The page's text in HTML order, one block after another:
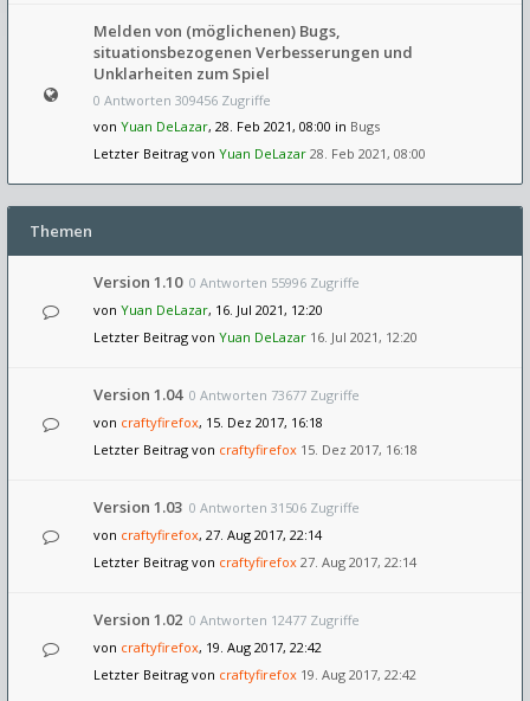
Melden von (möglichenen) Bugs,
situationsbezogenen Verbesserungen und
Unklarheiten zum Spiel
0 Antworten 309456 Zugriffe
von Yuan DeLazar, 28. Feb 2021, 08:00 in Bugs
Letzter Beitrag von Yuan DeLazar 28. Feb 2021, 08:00
Themen
Version 1.10 0 Antworten 55996 Zugriffe
von Yuan DeLazar, 16. Jul 2021, 12:20
Letzter Beitrag von Yuan DeLazar 16. Jul 2021, 12:20
Version 1.04 0 Antworten 73677 Zugriffe
von craftyfirefox, 15. Dez 2017, 16:18
Letzter Beitrag von craftyfirefox 15. Dez 2017, 16:18
Version 1.03 0 Antworten 31506 Zugriffe
von craftyfirefox, 27. Aug 2017, 22:14
Letzter Beitrag von craftyfirefox 27. Aug 2017, 22:14
Version 1.02 0 Antworten 12477 Zugriffe
von craftyfirefox, 19. Aug 2017, 22:42
Letzter Beitrag von craftyfirefox 19. Aug 2017, 22:42